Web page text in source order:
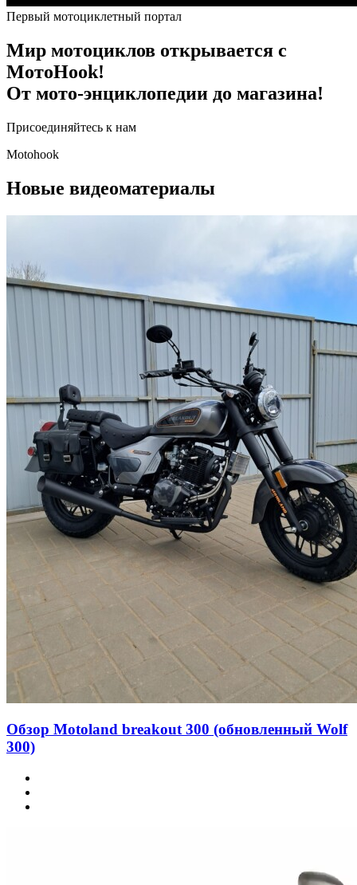
Первый мотоциклетный портал
Мир мотоциклов открывается с
МотоHook!
От мото-энциклопедии до магазина!
Присоединяйтесь к нам
Motohook
Новые видеоматериалы
Обзор Motoland breakout 300 (обновленный Wolf
300)